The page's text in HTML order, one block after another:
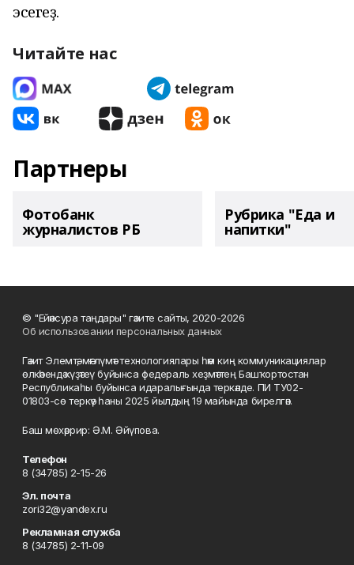
эсегеҙ.
Читайте нас
Партнеры
Фотобанк
журналистов РБ
Рубрика "Еда и
напитки"
© "Ейәнсура таңдары" гәзите сайты, 2020-2026
Об использовании персональных данных
Гәзит Элемтә, мәғлүмәт технологиялары һәм киң коммуникациялар
өлкәһендә күҙәтеү буйынса федераль хеҙмәттең Башҡортостан
Республикаһы буйынса идаралығында теркәлде. ПИ ТУ02-
01803-сө теркәү һаны 2025 йылдың 19 майында бирелгән.
Баш мөхәррир: Ә.М. Әйүпова.
Телефон
8 (34785) 2-15-26
Эл. почта
zori32@yandex.ru
Рекламная служба
8 (34785) 2-11-09